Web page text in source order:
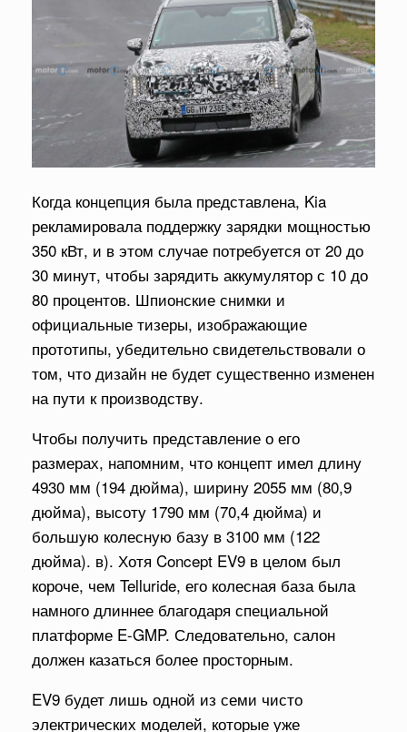
Когда концепция была представлена, Kia
рекламировала поддержку зарядки мощностью
350 кВт, и в этом случае потребуется от 20 до
30 минут, чтобы зарядить аккумулятор с 10 до
80 процентов. Шпионские снимки и
официальные тизеры, изображающие
прототипы, убедительно свидетельствовали о
том, что дизайн не будет существенно изменен
на пути к производству.
Чтобы получить представление о его
размерах, напомним, что концепт имел длину
4930 мм (194 дюйма), ширину 2055 мм (80,9
дюйма), высоту 1790 мм (70,4 дюйма) и
большую колесную базу в 3100 мм (122
дюйма). в). Хотя Concept EV9 в целом был
короче, чем Telluride, его колесная база была
намного длиннее благодаря специальной
платформе E-GMP. Следовательно, салон
должен казаться более просторным.
EV9 будет лишь одной из семи чисто
электрических моделей, которые уже